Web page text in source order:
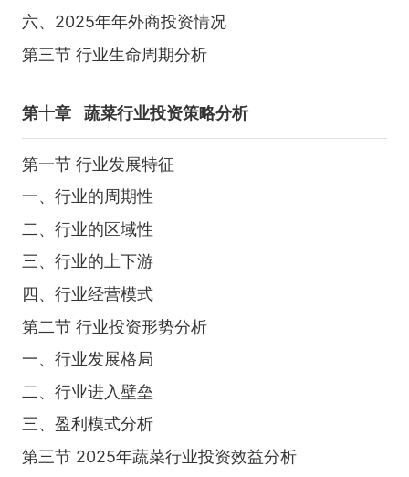
六、2025年年外商投资情况
第三节 行业生命周期分析
第十章 蔬菜行业投资策略分析
第一节 行业发展特征
一、行业的周期性
二、行业的区域性
三、行业的上下游
四、行业经营模式
第二节 行业投资形势分析
一、行业发展格局
二、行业进入壁垒
三、盈利模式分析
第三节 2025年蔬菜行业投资效益分析